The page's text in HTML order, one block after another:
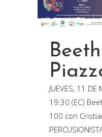
JUEVES, 11
19:30 (EC)
100 con